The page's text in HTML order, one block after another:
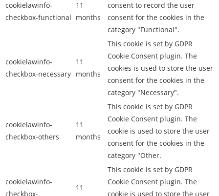
cookielawinfo-
checkbox-functional
11
months
consent to record the user
consent for the cookies in the
category "Functional".
cookielawinfo-
checkbox-necessary
11
months
This cookie is set by GDPR
Cookie Consent plugin. The
cookies is used to store the user
consent for the cookies in the
category "Necessary".
cookielawinfo-
checkbox-others
11
months
This cookie is set by GDPR
Cookie Consent plugin. The
cookie is used to store the user
consent for the cookies in the
category "Other.
cookielawinfo-
checkbox-
11
This cookie is set by GDPR
Cookie Consent plugin. The
cookie is used to store the user